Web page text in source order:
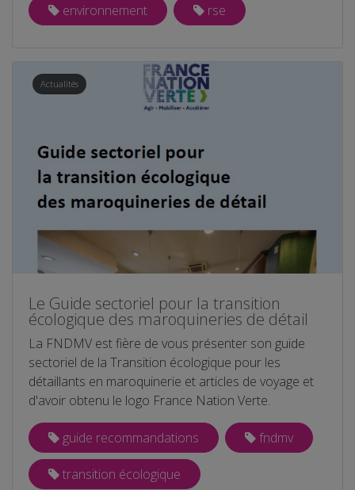
environnement rse
Actualités
Le Guide sectoriel pour la transition
écologique des maroquineries de détail
La FNDMV est fière de vous présenter son guide
sectoriel de la Transition écologique pour les
détaillants en maroquinerie et articles de voyage et
d'avoir obtenu le logo France Nation Verte.
guide recommandations fndmv
transition écologique